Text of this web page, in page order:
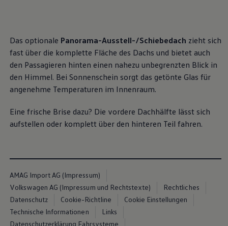
, 1 von 3
Das optionale Panorama-Ausstell-/Schiebedach zieht sich
fast über die komplette Fläche des Dachs und bietet auch
den Passagieren hinten einen nahezu unbegrenzten Blick in
den Himmel. Bei Sonnenschein sorgt das getönte Glas für
angenehme Temperaturen im Innenraum.
Eine frische Brise dazu? Die vordere Dachhälfte lässt sich
aufstellen oder komplett über den hinteren Teil fahren.
AMAG Import AG (Impressum)
Volkswagen AG (Impressum und Rechtstexte)
Rechtliches
Datenschutz
Cookie-Richtline
Cookie Einstellungen
Technische Informationen
Links
Datenschutzerklärung Fahrsysteme